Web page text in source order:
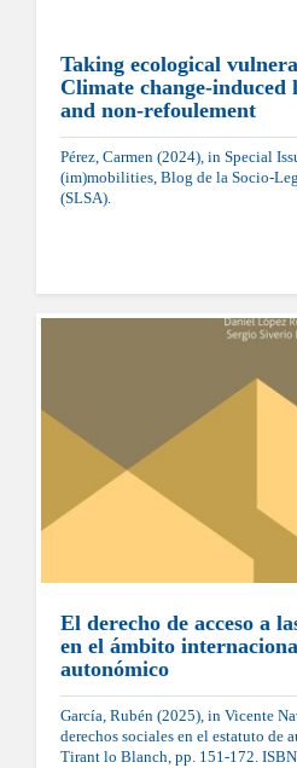
Taking ecological
Climate change-
and non-refoulement
Pérez, Carmen (2024), in Special
(im)mobilities, Blog de la Socio-
(SLSA).
El derecho de acceso a
en el ámbito
autonómico
García, Rubén (2025), in Vicente
derechos sociales en el estatuto de
Tirant lo Blanch, pp. 151-172.